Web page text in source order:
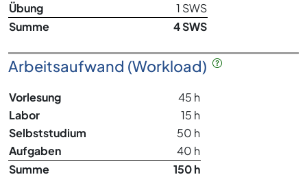
Übung
1 SWS
Summe
4 SWS
Arbeitsaufwand (Workload)
Vorlesung
45 h
Labor
15 h
Selbststudium
50 h
Aufgaben
40 h
Summe
150 h